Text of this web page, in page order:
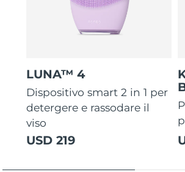
LUNA™ 4
Dispositivo smart 2 in 1 per
detergere e rassodare il
viso
USD 219